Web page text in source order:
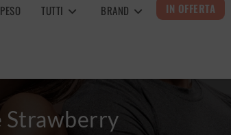
TUTTI BRAND IN OFFERTA
Strawberry